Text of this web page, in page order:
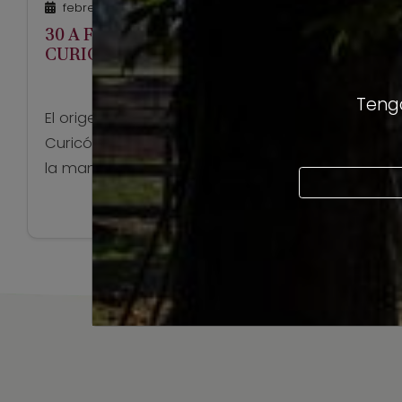
febrero 2, 2016
30 A FIESTA DE LA VENDIMIA DE
CURICÓ
El origen de la Fiesta de la Vendimia de
Curicó comenzó a escribirse el año 1986, de
la mano del viñatero español Miguel A.Torres
Riera quien propuso revivir las tradiciones de
nuestro país.